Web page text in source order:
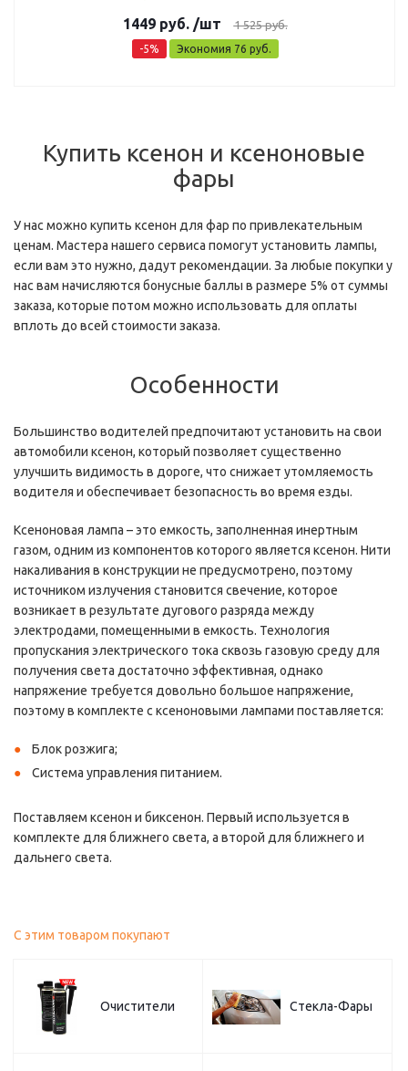
1449руб. /шт 1 525руб.
-5% Экономия 76 руб.
Купить ксенон и ксеноновые
фары
У нас можно купить ксенон для фар по привлекательным
ценам. Мастера нашего сервиса помогут установить лампы,
если вам это нужно, дадут рекомендации. За любые покупки у
нас вам начисляются бонусные баллы в размере 5% от суммы
заказа, которые потом можно использовать для оплаты
вплоть до всей стоимости заказа.
Особенности
Большинство водителей предпочитают установить на свои
автомобили ксенон, который позволяет существенно
улучшить видимость в дороге, что снижает утомляемость
водителя и обеспечивает безопасность во время езды.
Ксеноновая лампа – это емкость, заполненная инертным
газом, одним из компонентов которого является ксенон. Нити
накаливания в конструкции не предусмотрено, поэтому
источником излучения становится свечение, которое
возникает в результате дугового разряда между
электродами, помещенными в емкость. Технология
пропускания электрического тока сквозь газовую среду для
получения света достаточно эффективная, однако
напряжение требуется довольно большое напряжение,
поэтому в комплекте с ксеноновыми лампами поставляется:
Блок розжига;
Система управления питанием.
Поставляем ксенон и биксенон. Первый используется в
комплекте для ближнего света, а второй для ближнего и
дальнего света.
С этим товаром покупают
Очистители Стекла-Фары